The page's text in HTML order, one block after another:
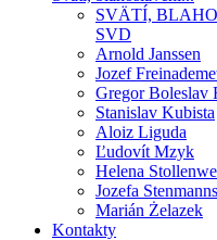
SVÄTÍ,
SVD
Arnold Janssen
Jozef
Gregor Boleslav
Stanislav Kubista
Aloiz Liguda
Ľudovít Mzyk
Helena
Jozefa Stenmanns
Marián Żelazek
Kontakty